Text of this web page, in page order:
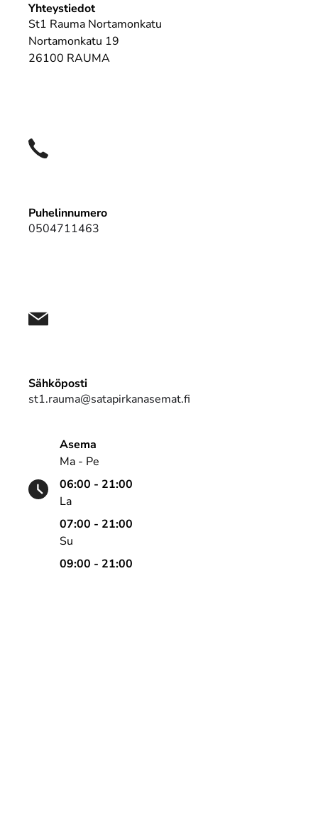
Yhteystiedot
St1 Rauma Nortamonkatu
Nortamonkatu 19
26100 RAUMA
Puhelinnumero
0504711463
Sähköposti
st1.rauma@satapirkanasemat.fi
Asema
Ma - Pe
06:00 - 21:00
La
07:00 - 21:00
Su
09:00 - 21:00